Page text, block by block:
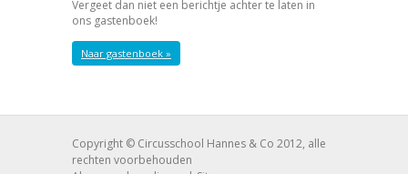
Vergeet dan niet een berichtje achter te laten in
ons gastenboek!
Naar gastenboek »
Copyright © Circusschool Hannes & Co 2012, alle
rechten voorbehouden